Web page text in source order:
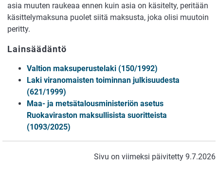
asia muuten raukeaa ennen kuin asia on käsitelty, peritään
käsittelymaksuna puolet siitä maksusta, joka olisi muutoin
peritty.
Lainsäädäntö
Valtion maksuperustelaki (150/1992)
Laki viranomaisten toiminnan julkisuudesta
(621/1999)
Maa- ja metsätalousministeriön asetus
Ruokaviraston maksullisista suoritteista
(1093/2025)
Sivu on viimeksi päivitetty 9.7.2026